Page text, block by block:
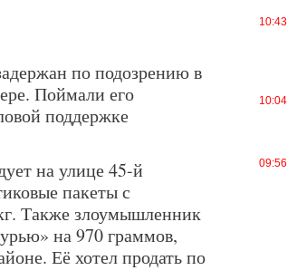
по подозрению в
Поймали его
поддержке
на улице 45-й
пакеты с
Также злоумышленник
на 970 граммов,
Её хотел продать по
10:43
10:04
09:56